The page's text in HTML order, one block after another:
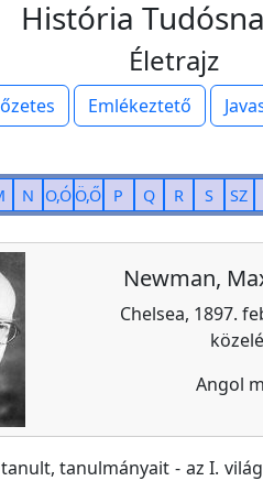
História
Életrajz
Emlékeztető
N O,Ó Ö,Ő P Q R S SZ
Newman,
Chelsea, 1897.
Angol
tanulmányait - az I.